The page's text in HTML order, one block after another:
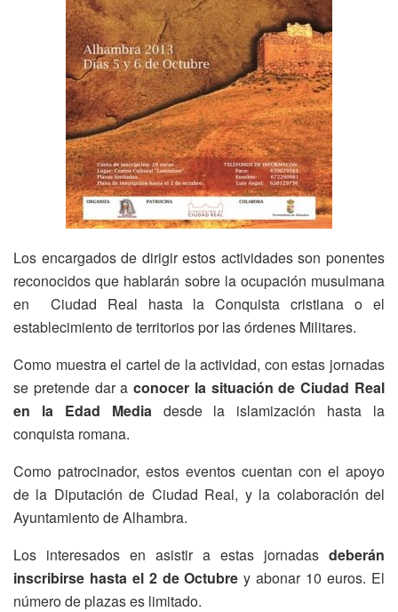
Los encargados de dirigir estos actividades son ponentes
reconocidos que hablarán sobre la ocupación musulmana
en Ciudad Real hasta la Conquista cristiana o el
establecimiento de territorios por las órdenes Militares.
Como muestra el cartel de la actividad, con estas jornadas
se pretende dar aconocer la situación de Ciudad Real
en la Edad Mediadesde la islamización hasta la
conquista romana.
Como patrocinador, estos eventos cuentan con el apoyo
de la Diputación de Ciudad Real, y la colaboración del
Ayuntamiento de Alhambra.
Los interesados en asistir a estas jornadas deberán
inscribirse hasta el 2 de Octubre y abonar 10 euros. El
número de plazas es limitado.